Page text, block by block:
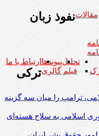
مقالات
تحلیلپیوندها ارتباط با ما
فیلم گالری
ترامپ را میان سه گزینه
اسلامی به سلاح هسته‌ای
نفوذ زبان
ترکی